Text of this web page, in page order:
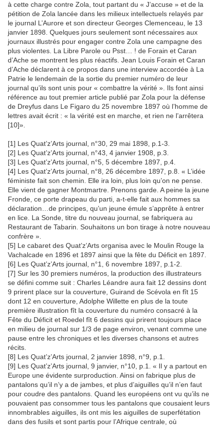
à cette charge contre Zola, tout partant du « J’accuse » et de la
pétition de Zola lancée dans les milieux intellectuels relayés par
le journal L’Aurore et son directeur Georges Clemenceau, le 13
janvier 1898. Quelques jours seulement sont nécessaires aux
journaux illustrés pour engager contre Zola une campagne des
plus violentes. La Libre Parole ou Psst… ! de Forain et Caran
d’Ache se montrent les plus réactifs. Jean Louis Forain et Caran
d’Ache déclarent à ce propos dans une interview accordée à La
Patrie le lendemain de la sortie du premier numéro de leur
journal qu’ils sont unis pour « combattre la vérité ». Ils font ainsi
référence au tout premier article publié par Zola pour la défense
de Dreyfus dans Le Figaro du 25 novembre 1897 où l’homme de
lettres avait écrit : « la vérité est en marche, et rien ne l’arrêtera
[10]».
[1] Les Quat’z’Arts journal, n°30, 29 mai 1898, p.1-3.
[2] Les Quat’z’Arts journal, n°43, 4 janvier 1908, p.3.
[3] Les Quat’z’Arts journal, n°5, 5 décembre 1897, p.4.
[4] Les Quat’z’Arts journal, n°8, 26 décembre 1897, p.8. « L’idée
féministe fait son chemin. Elle ira loin, plus loin qu’on ne pense.
Elle vient de gagner Montmartre. Prenons garde. A peine la jeune
Fronde, ce porte drapeau du parti, a-t-elle fait aux hommes sa
déclaration…de principes, qu’un jeune émule s’apprête à entrer
en lice. La Sonde, titre du nouveau journal, se fabriquera au
Restaurant de Tabarin. Souhaitons un bon tirage à notre nouveau
confrère ».
[5] Le cabaret des Quat’z’Arts organisa avec le Moulin Rouge la
Vachalcade en 1896 et 1897 ainsi que la fête du Déficit en 1897.
[6] Les Quat’z’Arts journal, n°1, 6 novembre 1897, p.1-2.
[7] Sur les 30 premiers numéros, la production des illustrateurs
se défini comme suit : Charles Léandre aura fait 12 dessins dont
9 prirent place sur la couverture, Guirand de Scévola en fît 15
dont 12 en couverture, Adolphe Willette en plus de la toute
première illustration fît la couverture du numéro consacré à la
Fête du Déficit et Roedel fît 6 dessins qui prirent toujours place
en milieu de journal sur 1/3 de page environ, venant comme une
pause entre les chroniques et les diverses chansons et autres
récits.
[8] Les Quat’z’Arts journal, 2 janvier 1898, n°9, p.1.
[9] Les Quat’z’Arts journal, 9 janvier, n°10, p.1. « Il y a partout en
Europe une évidente surproduction. Ainsi on fabrique plus de
pantalons qu’il n’y a de jambes, et plus d’aiguilles qu’il n’en faut
pour coudre des pantalons. Quand les européens ont vu qu’ils ne
pouvaient pas consommer tous les pantalons que cousaient leurs
innombrables aiguilles, ils ont mis les aiguilles de superfétation
dans des fusils et sont partis pour l’Afrique centrale, où